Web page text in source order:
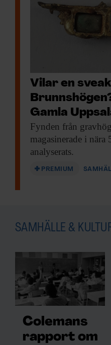
Vilar en
Gamla
Fynden från
magasinerade i nära
analyserats.
PREMIUM
SAMHÄLLE &
Colemans
rapport om